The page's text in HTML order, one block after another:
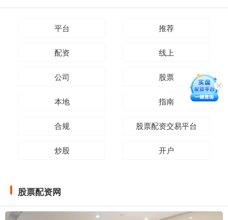
平台 推荐
配资 线上
公司 股票
本地 指南
合规 股票配资交易平台
炒股 开户
股票配资网